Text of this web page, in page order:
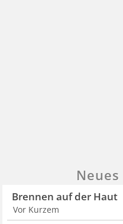
Brennen auf der Haut
Vor Kurzem